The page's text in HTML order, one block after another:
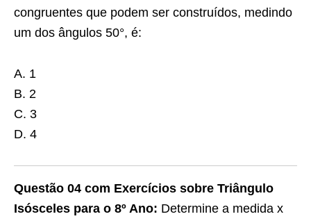
congruentes que podem ser construídos, medindo
um dos ângulos 50°, é:
A. 1
B. 2
C. 3
D. 4
Questão 04 com Exercícios sobre Triângulo
Isósceles para o 8º Ano: Determine a medida x